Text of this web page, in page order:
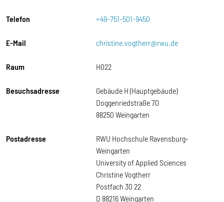
Telefon +49-751-501-9450
E-Mail christine.vogtherr@rwu.de
Raum H022
Besuchsadresse
Gebäude H (Hauptgebäude)
Doggenriedstraße 70
88250 Weingarten
Postadresse
RWU Hochschule Ravensburg-
Weingarten
University of Applied Sciences
Christine Vogtherr
Postfach 30 22
D 88216 Weingarten